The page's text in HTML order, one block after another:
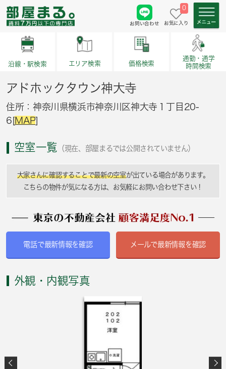
お問い合わせ
0
お気に入り
沿線・駅検索 エリア検索 価格検索
通勤・通学
時間検索
アドホックタウン神大寺
住所：神奈川県横浜市神奈川区神大寺１丁目20-
6[MAP]
空室一覧 （現在、部屋まるでは公開されていません）
大家さんに確認することで最新の空室が出ている場合があります。
こちらの物件が気になる方は、お気軽にお問い合わせ下さい！
電話で最新情報を確認 メールで最新情報を確認
外観・内観写真